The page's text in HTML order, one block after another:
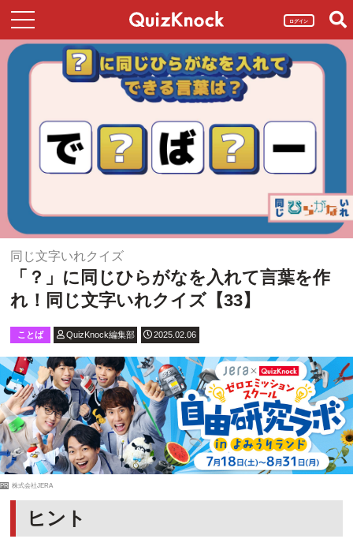
ログイン
同じ文字いれクイズ
「？」に同じひらがなを入れて言葉を作
れ！同じ文字いれクイズ【33】
ことば QuizKnock編集部 2025.02.06
PR 株式会社JERA
ヒント